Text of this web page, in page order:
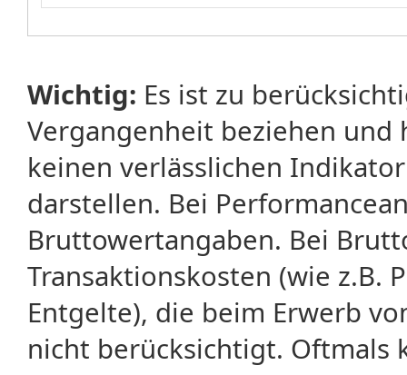
Wichtig: Es ist zu
Vergangenheit beziehen
keinen verlässlichen
darstellen. Bei
Bruttowertangaben. Bei
Transaktionskosten (wie z.B.
Entgelte), die beim Erwerb
nicht berücksichtigt. Oftmals